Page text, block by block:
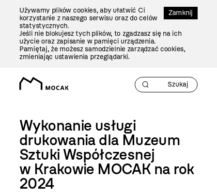
Zamknij
Używamy plików cookies, aby ułatwić Ci
korzystanie z naszego serwisu oraz do celów
statystycznych.
Jeśli nie blokujesz tych plików, to zgadzasz się na ich
użycie oraz zapisanie w pamięci urządzenia.
Pamiętaj, że możesz samodzielnie zarządzać cookies,
zmieniając ustawienia przeglądarki.
Wykonanie usługi
drukowania dla Muzeum
Sztuki Współczesnej
w Krakowie MOCAK na rok
2024